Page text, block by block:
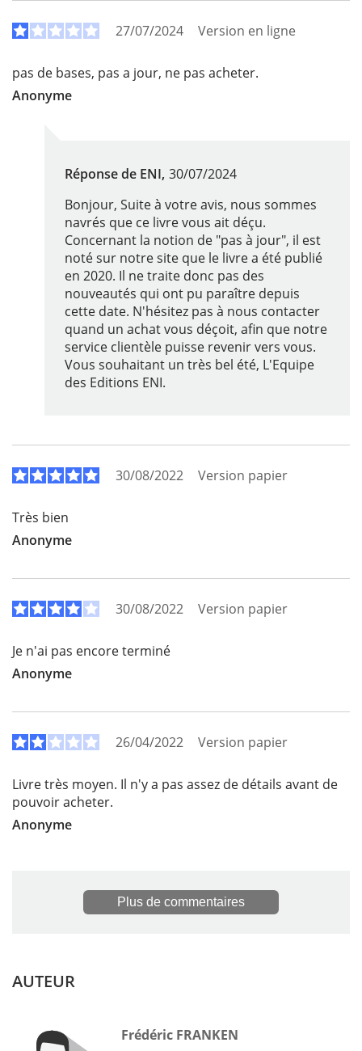
27/07/2024 Version en ligne
pas de bases, pas a jour, ne pas acheter.
Anonyme
Réponse de ENI, 30/07/2024
Bonjour, Suite à votre avis, nous sommes
navrés que ce livre vous ait déçu.
Concernant la notion de "pas à jour", il est
noté sur notre site que le livre a été publié
en 2020. Il ne traite donc pas des
nouveautés qui ont pu paraître depuis
cette date. N'hésitez pas à nous contacter
quand un achat vous déçoit, afin que notre
service clientèle puisse revenir vers vous.
Vous souhaitant un très bel été, L'Equipe
des Editions ENI.
30/08/2022 Version papier
Très bien
Anonyme
30/08/2022 Version papier
Je n'ai pas encore terminé
Anonyme
26/04/2022 Version papier
Livre très moyen. Il n'y a pas assez de détails avant de
pouvoir acheter.
Anonyme
Plus de commentaires
AUTEUR
Frédéric FRANKEN